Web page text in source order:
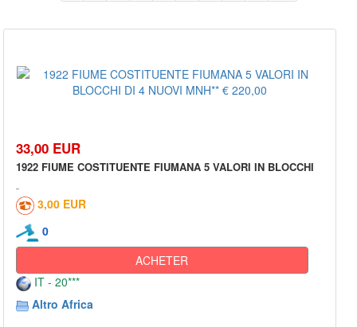
33,00 EUR
1922 FIUME COSTITUENTE FIUMANA 5 VALORI IN BLOCCHI
3,00 EUR
0
ACHETER
IT - 20***
Altro Africa